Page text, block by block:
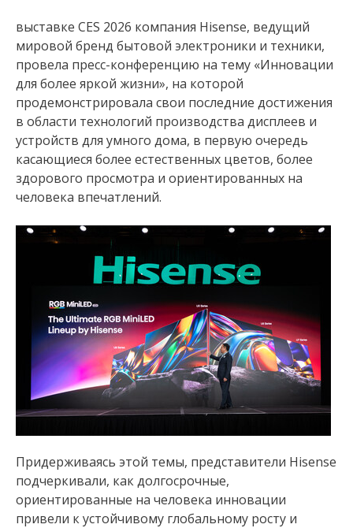
выставке CES 2026 компания Hisense, ведущий
мировой бренд бытовой электроники и техники,
провела пресс-конференцию на тему «Инновации
для более яркой жизни», на которой
продемонстрировала свои последние достижения
в области технологий производства дисплеев и
устройств для умного дома, в первую очередь
касающиеся более естественных цветов, более
здорового просмотра и ориентированных на
человека впечатлений.
Придерживаясь этой темы, представители Hisense
подчеркивали, как долгосрочные,
ориентированные на человека инновации
привели к устойчивому глобальному росту и